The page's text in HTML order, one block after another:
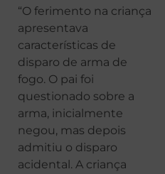
“O ferimento na criança
apresentava
características de
disparo de arma de
fogo. O pai foi
questionado sobre a
arma, inicialmente
negou, mas depois
admitiu o disparo
acidental. A criança